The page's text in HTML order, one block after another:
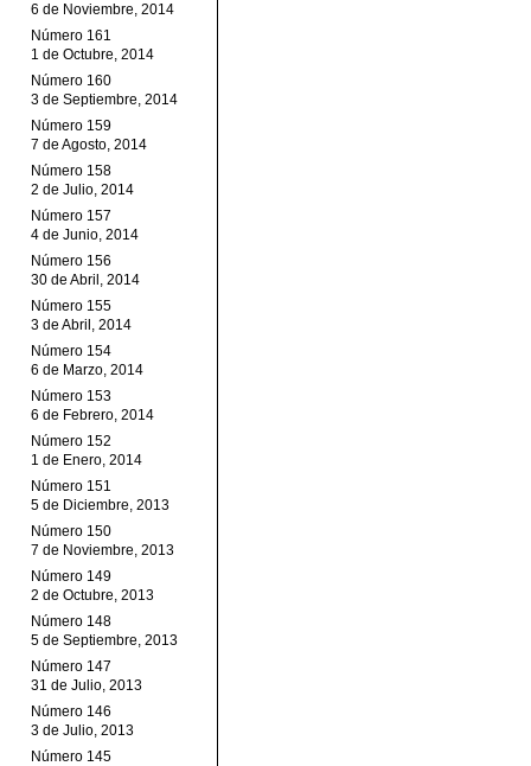
6 de Noviembre, 2014
Número 161
1 de Octubre, 2014
Número 160
3 de Septiembre, 2014
Número 159
7 de Agosto, 2014
Número 158
2 de Julio, 2014
Número 157
4 de Junio, 2014
Número 156
30 de Abril, 2014
Número 155
3 de Abril, 2014
Número 154
6 de Marzo, 2014
Número 153
6 de Febrero, 2014
Número 152
1 de Enero, 2014
Número 151
5 de Diciembre, 2013
Número 150
7 de Noviembre, 2013
Número 149
2 de Octubre, 2013
Número 148
5 de Septiembre, 2013
Número 147
31 de Julio, 2013
Número 146
3 de Julio, 2013
Número 145